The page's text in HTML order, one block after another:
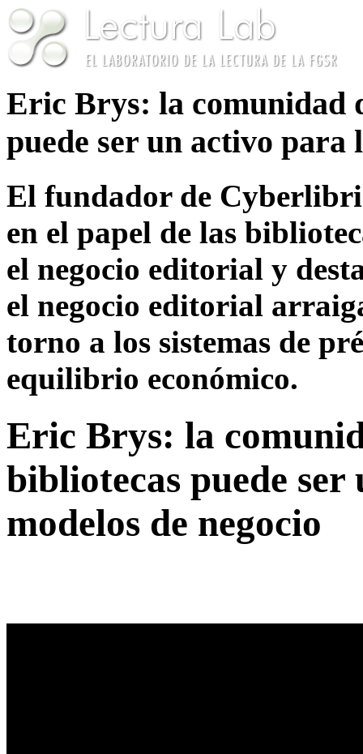
Eric Brys: la comunidad
puede ser un activo para
El fundador de
en el papel de las
el negocio editorial y
el negocio editorial
torno a los sistemas de
equilibrio económico.
Eric Brys: la
bibliotecas puede
modelos de negocio